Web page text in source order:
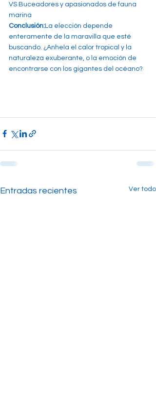
VS Buceadores y apasionados de fauna
marina
Conclusión:La elección depende
enteramente de la maravilla que esté
buscando. ¿Anhela el calor tropical y la
naturaleza exuberante, o la emoción de
encontrarse con los gigantes del océano?
Entradas recientes Ver todo